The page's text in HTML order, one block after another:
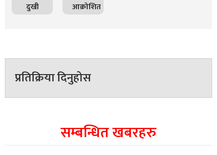
दुखी आक्रोशित
प्रतिक्रिया दिनुहोस
सम्बन्धित खबरहरु